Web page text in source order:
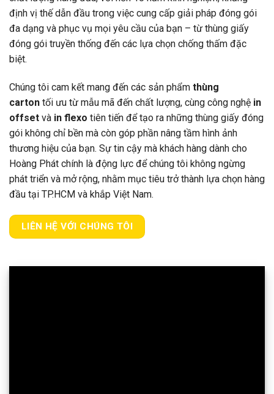
định vị thế dẫn đầu trong việc cung cấp giải pháp đóng gói
đa dạng và phục vụ mọi yêu cầu của bạn – từ thùng giấy
đóng gói truyền thống đến các lựa chọn chống thấm đặc
biệt.
Chúng tôi cam kết mang đến các sản phẩm thùng
carton tối ưu từ mẫu mã đến chất lượng, cùng công nghệ in
offset và in flexo tiên tiến để tạo ra những thùng giấy đóng
gói không chỉ bền mà còn góp phần nâng tầm hình ảnh
thương hiệu của bạn. Sự tin cậy mà khách hàng dành cho
Hoàng Phát chính là động lực để chúng tôi không ngừng
phát triển và mở rộng, nhằm mục tiêu trở thành lựa chọn hàng
đầu tại TP.HCM và khắp Việt Nam.
LIÊN HỆ VỚI CHÚNG TÔI